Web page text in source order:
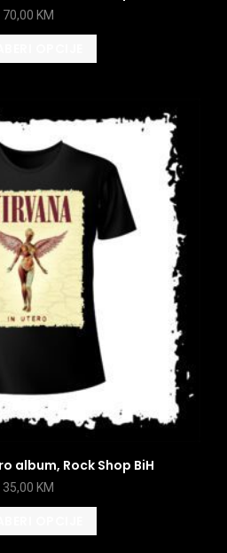
70,00 KM
album, Rock Shop BiH
35,00 KM